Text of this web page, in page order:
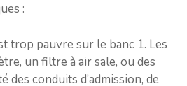
:
trop pauvre sur le banc 1. Les
un filtre à air sale, ou des
conduits d’admission, de